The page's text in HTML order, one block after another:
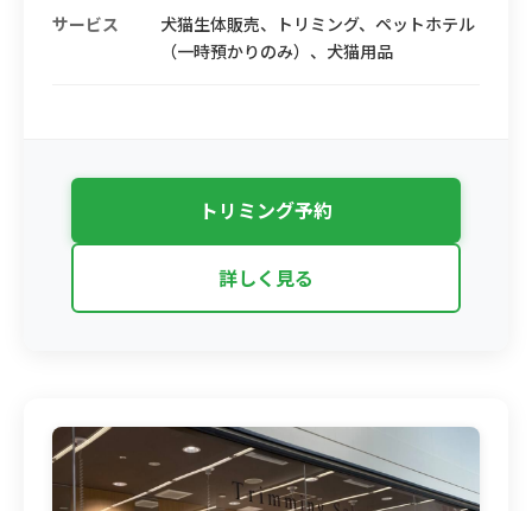
サービス
犬猫生体販売、トリミング、ペットホテル
（一時預かりのみ）、犬猫用品
トリミング予約
詳しく見る